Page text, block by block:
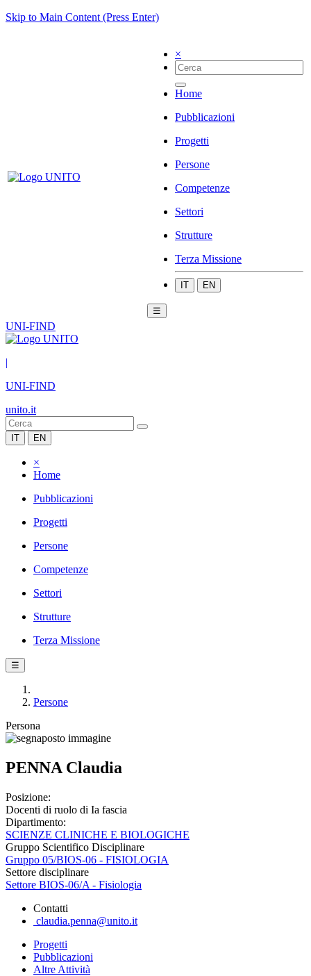
Skip to Main Content (Press Enter)
×
Home
Pubblicazioni
Progetti
Persone
Competenze
Settori
Strutture
Terza Missione
IT EN
☰
UNI-FIND
|
UNI-FIND
unito.it
IT EN
×
Home
Pubblicazioni
Progetti
Persone
Competenze
Settori
Strutture
Terza Missione
☰
Persone
Persona
PENNA Claudia
Posizione:
Docenti di ruolo di Ia fascia
Dipartimento:
SCIENZE CLINICHE E BIOLOGICHE
Gruppo Scientifico Disciplinare
Gruppo 05/BIOS-06 - FISIOLOGIA
Settore disciplinare
Settore BIOS-06/A - Fisiologia
Contatti
claudia.penna@unito.it
Progetti
Pubblicazioni
Altre Attività